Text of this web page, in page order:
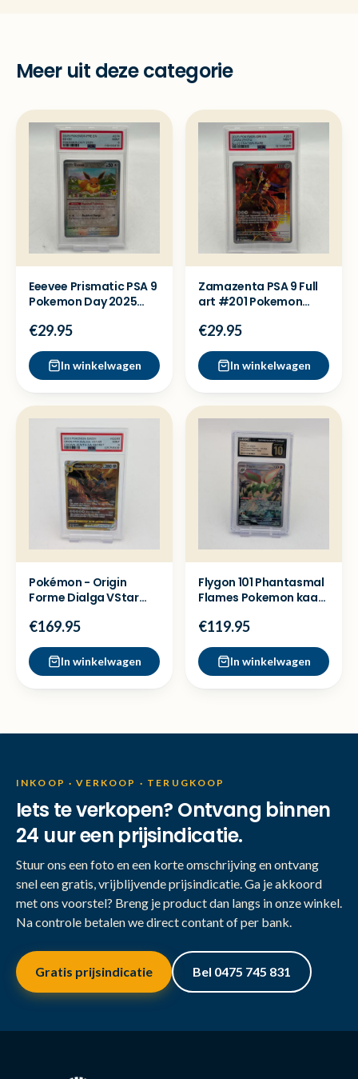
Meer uit deze categorie
Eeevee Prismatic PSA 9
Pokemon Day 2025
€29.95
In winkelwagen
Zamazenta PSA 9 Full
art #201 Pokemon
€29.95
In winkelwagen
Pokémon - Origin
Forme Dialga VStar
Zenith
€169.95
In winkelwagen
Flygon 101 Phantasmal
Flames Pokemon kaart
€119.95
In winkelwagen
INKOOP · VERKOOP · TERUGKOOP
Iets te verkopen? Ontvang binnen
24 uur een prijsindicatie.
Stuur ons een foto en een korte omschrijving en ontvang
snel een gratis, vrijblijvende prijsindicatie. Ga je akkoord
met ons voorstel? Breng je product dan langs in onze winkel.
Na controle betalen we direct contant of per bank.
Gratis prijsindicatie Bel 0475 745 831